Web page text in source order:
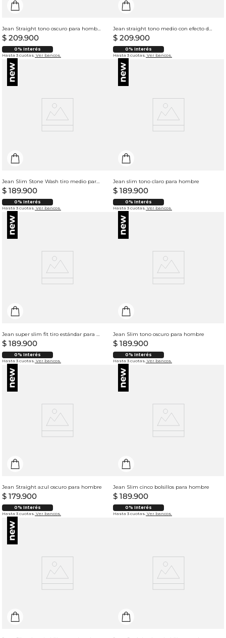
Jean Straight tono oscuro para hombre
$ 209.900
0% Interés
Hasta 3 cuotas. Ver bancos.
Jean straight tono medio con efecto desgaste para hombre
$ 209.900
0% Interés
Hasta 3 cuotas. Ver bancos.
Jean Slim Stone Wash tiro medio para hombre
$ 189.900
0% Interés
Hasta 3 cuotas. Ver bancos.
Jean slim tono claro para hombre
$ 189.900
0% Interés
Hasta 3 cuotas. Ver bancos.
Jean super slim fit tiro estándar para hombre
$ 189.900
0% Interés
Hasta 3 cuotas. Ver bancos.
Jean Slim tono oscuro para hombre
$ 189.900
0% Interés
Hasta 3 cuotas. Ver bancos.
Jean Straight azul oscuro para hombre
$ 179.900
0% Interés
Hasta 3 cuotas. Ver bancos.
Jean Slim cinco bolsillos para hombre
$ 189.900
0% Interés
Hasta 3 cuotas. Ver bancos.